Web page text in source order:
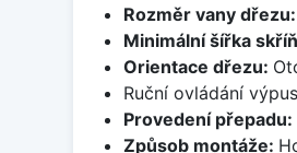
Rozměr vany dřezu:
Minimální šířka
Orientace dřezu:
Ruční ovládání
Provedení přepadu:
Způsob montáže: